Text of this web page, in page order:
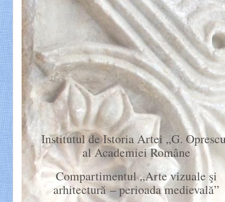
Institutul de Istoria Artei „G.
al Academiei Române
Compartimentul „Arte vizuale şi
arhitectură – perioada medievală”